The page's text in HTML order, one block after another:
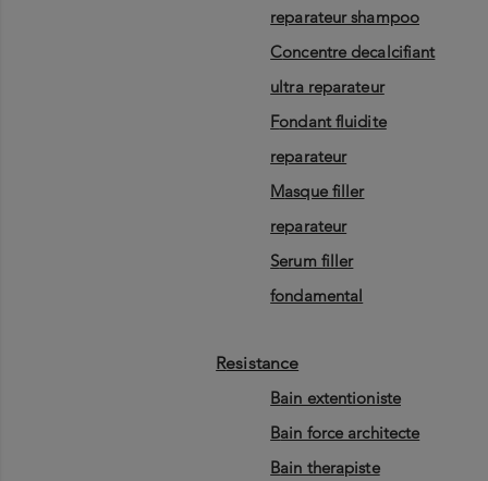
reparateur shampoo
concentre decalcifiant
ultra reparateur
fondant fluidite
reparateur
masque filler
reparateur
serum filler
fondamental
resistance
bain extentioniste
bain force architecte
bain therapiste